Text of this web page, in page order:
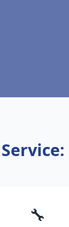
🔧